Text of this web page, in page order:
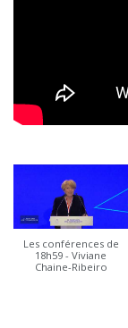
Les conférences de
18h59 - Viviane
Chaine-Ribeiro